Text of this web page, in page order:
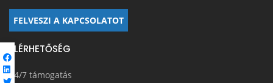
FELVESZI A KAPCSOLATOT
ELÉRHETŐSÉG
24/7 támogatás